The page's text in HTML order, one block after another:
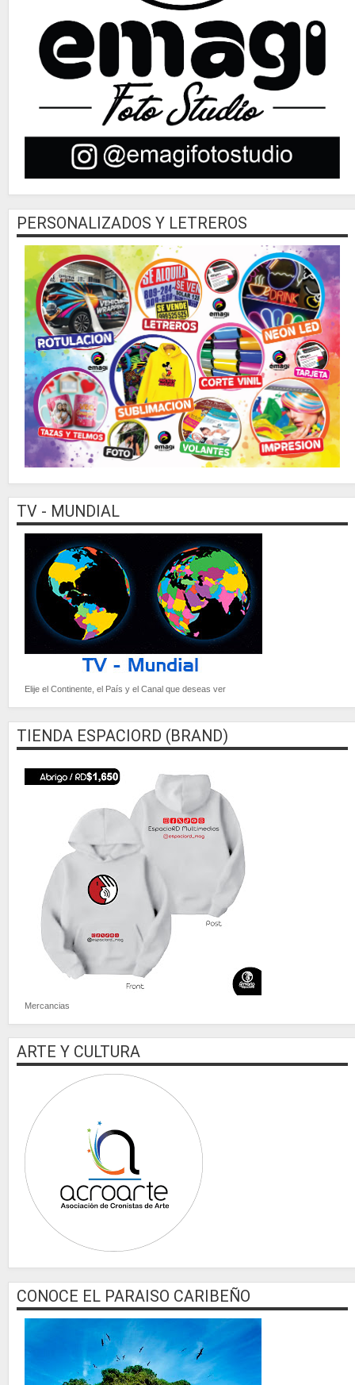
PERSONALIZADOS Y LETREROS
TV - MUNDIAL
Elije el Continente, el País y el Canal que deseas ver
TIENDA ESPACIORD (BRAND)
Mercancias
ARTE Y CULTURA
CONOCE EL PARAISO CARIBEÑO